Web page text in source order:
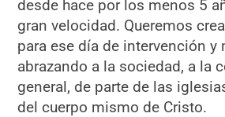
desde hace por los menos 5
gran velocidad. Queremos
para ese día de intervención y
abrazando a la sociedad, a la
general, de parte de las
del cuerpo mismo